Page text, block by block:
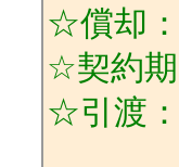
☆償却
☆契約
☆引渡